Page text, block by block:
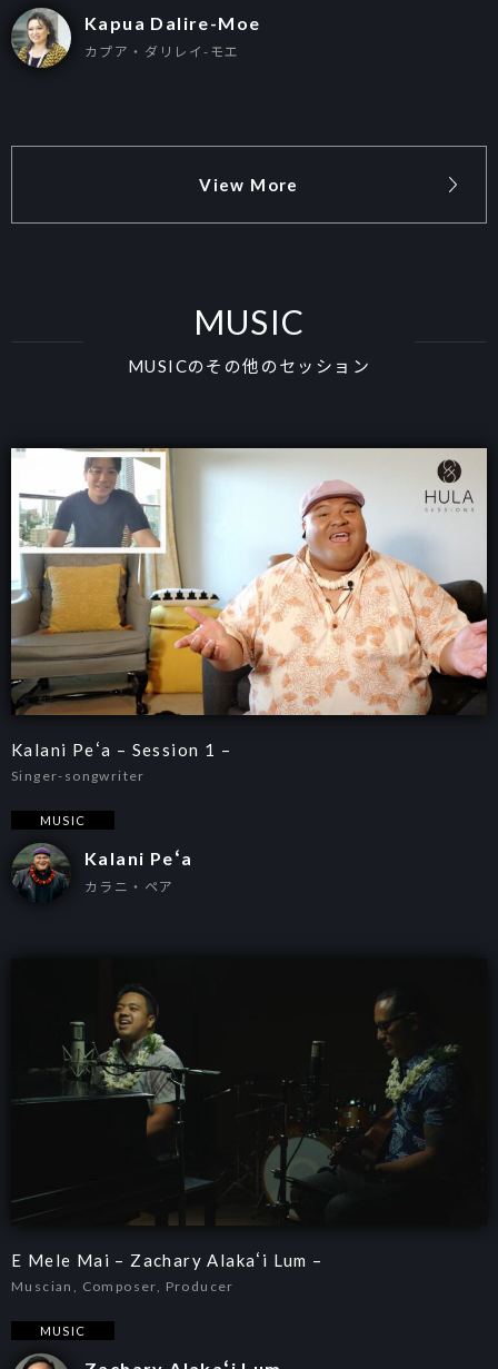
Kapua Dalire-Moe
カプア・ダリレイ-モエ
View More
MUSIC
MUSICのその他のセッション
Kalani Peʻa – Session 1 –
Singer-songwriter
MUSIC
Kalani Peʻa
カラニ・ペア
E Mele Mai – Zachary Alakaʻi Lum –
Muscian, Composer, Producer
MUSIC